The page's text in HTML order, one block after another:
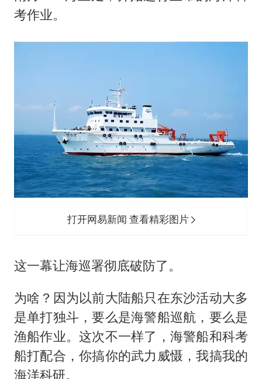
考作业。
打开网易新闻 查看精彩图片
这一幕让海巡署彻底破防了。
为啥？因为以前大陆船只在东沙活动大多
是单打独斗，要么是海警船巡航，要么是
渔船作业。这次不一样了，海警船和科考
船打配合，你搞你的武力威慑，我搞我的
海洋科研。